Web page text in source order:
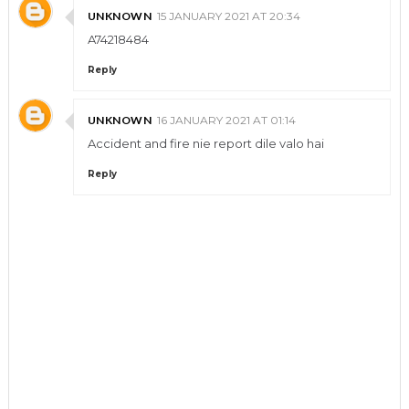
UNKNOWN 15 JANUARY 2021 AT 20:34
A74218484
Reply
UNKNOWN 16 JANUARY 2021 AT 01:14
Accident and fire nie report dile valo hai
Reply